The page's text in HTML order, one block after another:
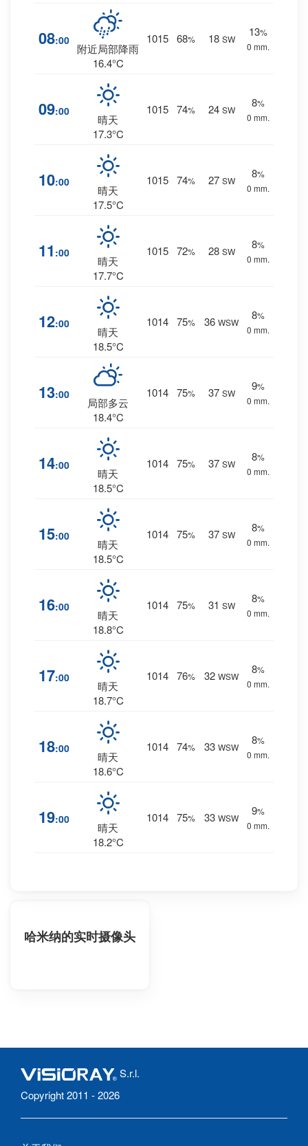
08:00
附近局部降雨
16.4°C
1015 68% 18 SW
13%
0 mm.
09:00
晴天
17.3°C
1015 74% 24 SW
8%
0 mm.
10:00
晴天
17.5°C
1015 74% 27 SW
8%
0 mm.
11 :00
晴天
17.7°C
1015 72% 28 SW
8%
0 mm.
12:00
晴天
18.5°C
1014 75% 36 WSW
8%
0 mm.
13:00
局部多云
18.4°C
1014 75% 37 SW
9%
0 mm.
14:00
晴天
18.5°C
1014 75% 37 SW
8%
0 mm.
15:00
晴天
18.5°C
1014 75% 37 SW
8%
0 mm.
16:00
晴天
18.8°C
1014 75% 31 SW
8%
0 mm.
17:00
晴天
18.7°C
1014 76% 32 WSW
8%
0 mm.
18:00
晴天
18.6°C
1014 74% 33 WSW
8%
0 mm.
19:00
晴天
18.2°C
1014 75% 33 WSW
9%
0 mm.
哈米纳的实时摄像头
S.r.l.
Copyright 2011 - 2026